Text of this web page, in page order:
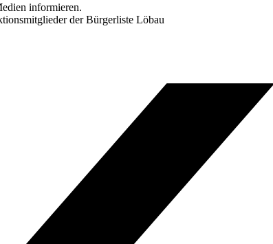
informieren.
der Bürgerliste Löbau